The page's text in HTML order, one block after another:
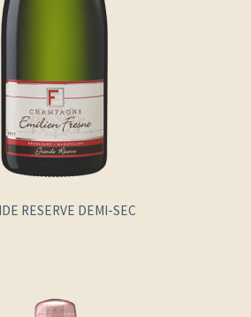
RESERVE DEMI-SEC